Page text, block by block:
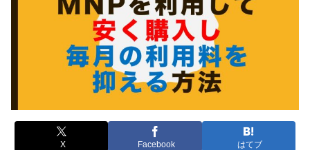
X Facebook はてブ